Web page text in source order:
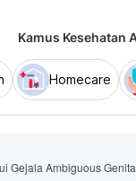
Kamus Kesehatan
Homecare
Gejala Ambiguous